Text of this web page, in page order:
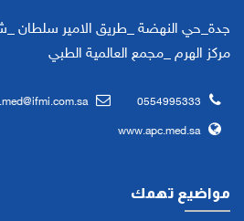
جدة_حي النهضة _طريق الامير سلطان
مركز الهرم _مجمع العالمية الطبي
0554995333
www.apc.med.sa
مواضيع تهمك